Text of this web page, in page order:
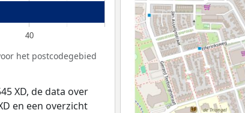
40
het postcodegebied
XD, de data over
en een overzicht